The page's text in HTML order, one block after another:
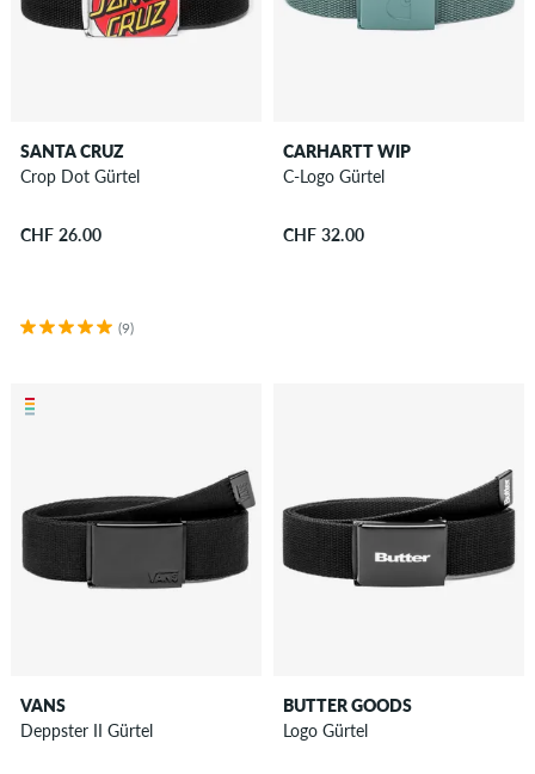
SANTA CRUZ
Crop Dot Gürtel
CHF 26.00
(9)
CARHARTT WIP
C-Logo Gürtel
CHF 32.00
VANS
Deppster II Gürtel
BUTTER GOODS
Logo Gürtel